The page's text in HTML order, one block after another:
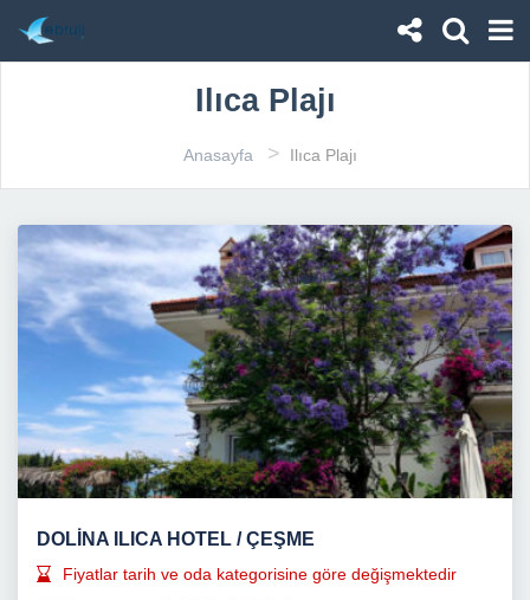
Ilıca Plajı
Anasayfa > Ilıca Plajı
DOLİNA ILICA HOTEL / ÇEŞME
Fiyatlar tarih ve oda kategorisine göre değişmektedir